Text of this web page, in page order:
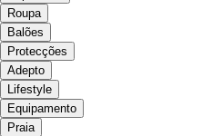
Roupa
Balões
Protecções
Adepto
Lifestyle
Equipamento
Praia